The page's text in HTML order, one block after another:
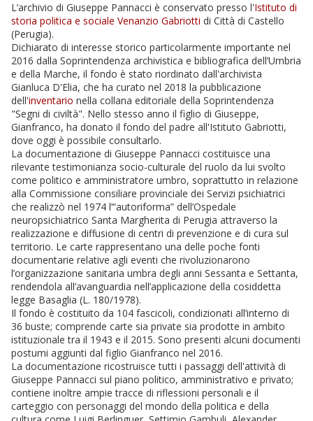
L’archivio di Giuseppe Pannacci è conservato presso l'Istituto di
storia politica e sociale Venanzio Gabriotti di Città di Castello
(Perugia).
Dichiarato di interesse storico particolarmente importante nel
2016 dalla Soprintendenza archivistica e bibliografica dell’Umbria
e della Marche, il fondo è stato riordinato dall'archivista
Gianluca D'Elia, che ha curato nel 2018 la pubblicazione
dell'inventario nella collana editoriale della Soprintendenza
"Segni di civiltà". Nello stesso anno il figlio di Giuseppe,
Gianfranco, ha donato il fondo del padre all'Istituto Gabriotti,
dove oggi è possibile consultarlo.
La documentazione di Giuseppe Pannacci costituisce una
rilevante testimonianza socio-culturale del ruolo da lui svolto
come politico e amministratore umbro, soprattutto in relazione
alla Commissione consiliare provinciale dei Servizi psichiatrici
che realizzò nel 1974 l’“autoriforma” dell’Ospedale
neuropsichiatrico Santa Margherita di Perugia attraverso la
realizzazione e diffusione di centri di prevenzione e di cura sul
territorio. Le carte rappresentano una delle poche fonti
documentarie relative agli eventi che rivoluzionarono
l’organizzazione sanitaria umbra degli anni Sessanta e Settanta,
rendendola all’avanguardia nell’applicazione della cosiddetta
legge Basaglia (L. 180/1978).
Il fondo è costituito da 104 fascicoli, condizionati all’interno di
36 buste; comprende carte sia private sia prodotte in ambito
istituzionale tra il 1943 e il 2015. Sono presenti alcuni documenti
postumi aggiunti dal figlio Gianfranco nel 2016.
La documentazione ricostruisce tutti i passaggi dell'attività di
Giuseppe Pannacci sul piano politico, amministrativo e privato;
contiene inoltre ampie tracce di riflessioni personali e il
carteggio con personaggi del mondo della politica e della